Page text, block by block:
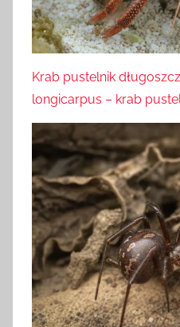
Krab pustelnik
longicarpus – krab